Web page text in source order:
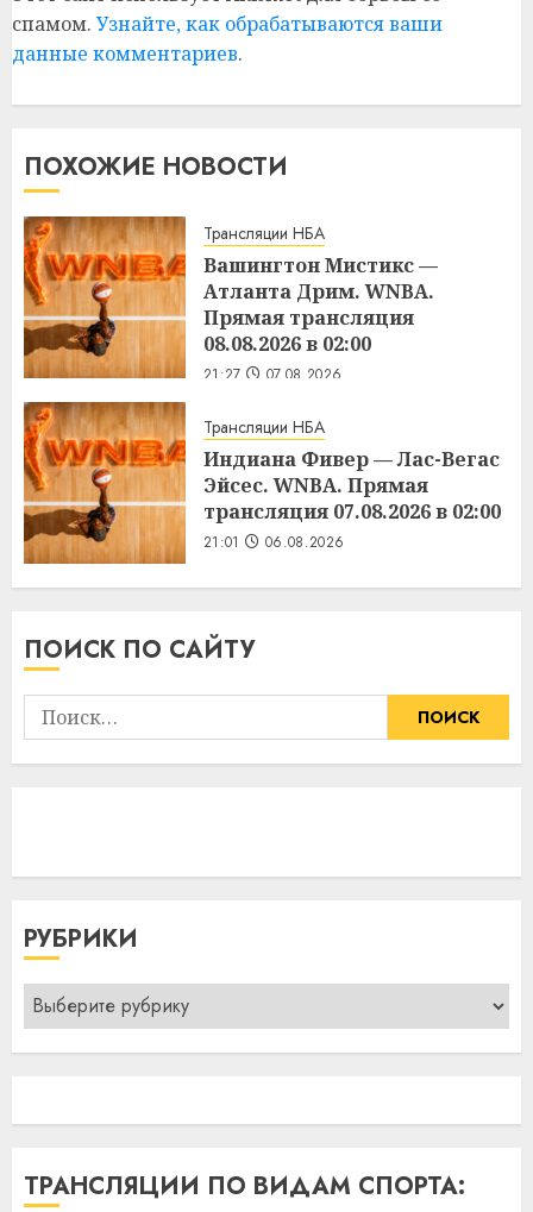
спамом. Узнайте, как обрабатываются ваши
данные комментариев.
ПОХОЖИЕ НОВОСТИ
Трансляции НБА
Вашингтон Мистикс —
Атланта Дрим. WNBA.
Прямая трансляция
08.08.2026 в 02:00
21:27 07.08.2026
Трансляции НБА
Индиана Фивер — Лас-Вегас
Эйсес. WNBA. Прямая
трансляция 07.08.2026 в 02:00
21:01 06.08.2026
ПОИСК ПО САЙТУ
Найти:
РУБРИКИ
Рубрики
ТРАНСЛЯЦИИ ПО ВИДАМ СПОРТА: